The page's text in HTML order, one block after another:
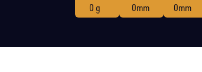
0 g
0mm
0mm